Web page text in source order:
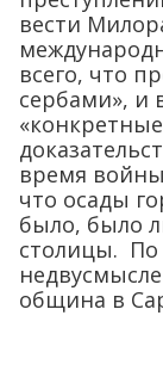
вести
всего, что
сербами», и
время
что осады
было, было
столицы. По
община в